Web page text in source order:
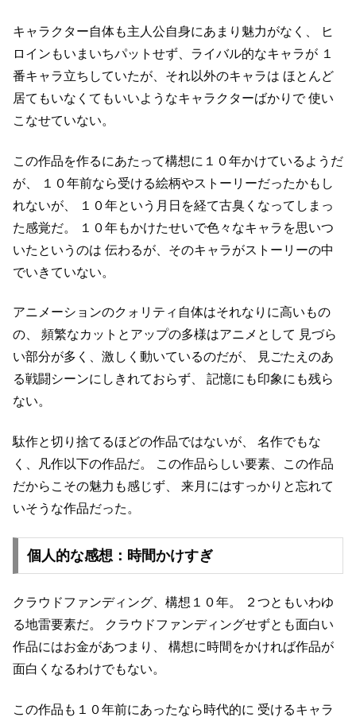
キャラクター自体も主人公自身にあまり魅力がなく、
ヒ
ロインもいまいちパットせず、ライバル的なキャラが １
番キャラ立ちしていたが、それ以外のキャラは ほとんど
居てもいなくてもいいようなキャラクターばかりで使い
こなせていない。
この作品を作るにあたって構想に１０年かけているようだ
が、
１０年前なら受ける絵柄やストーリーだったかもし
れないが、
１０年という月日を経て古臭くなってしまっ
た感覚だ。
１０年もかけたせいで色々なキャラを思いつ
いたというのは 伝わるが、そのキャラがストーリーの中
でいきていない。
アニメーションのクォリティ自体はそれなりに高いもの
の、
頻繁なカットとアップの多様はアニメとして 見づら
い部分が多く、激しく動いているのだが、
見ごたえのあ
る戦闘シーンにしきれておらず、
記憶にも印象にも残ら
ない。
駄作と切り捨てるほどの作品ではないが、
名作でもな
く、凡作以下の作品だ。
この作品らしい要素、この作品
だからこその魅力も感じず、
来月にはすっかりと忘れて
いそうな作品だった。
個人的な感想：時間かけすぎ
クラウドファンディング、構想１０年。
２つともいわゆ
る地雷要素だ。
クラウドファンディングせずとも面白い
作品にはお金があつまり、
構想に時間をかければ作品が
面白くなるわけでもない。
この作品も１０年前にあったなら時代的に 受けるキャラ